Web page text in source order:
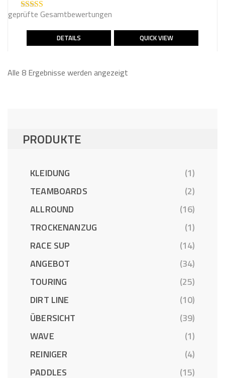
WAR:
89,90 €
IST:
69,99 €.
Bewertet mit
geprüfte Gesamtbewertungen
DETAILS QUICK VIEW
Alle 8 Ergebnisse werden angezeigt
PRODUKTE
KLEIDUNG
(1)
TEAMBOARDS
(2)
ALLROUND
(16)
TROCKENANZUG
(1)
RACE SUP
(14)
ANGEBOT
(34)
TOURING
(25)
DIRT LINE
(10)
ÜBERSICHT
(39)
WAVE
(1)
REINIGER
(4)
PADDLES
(15)